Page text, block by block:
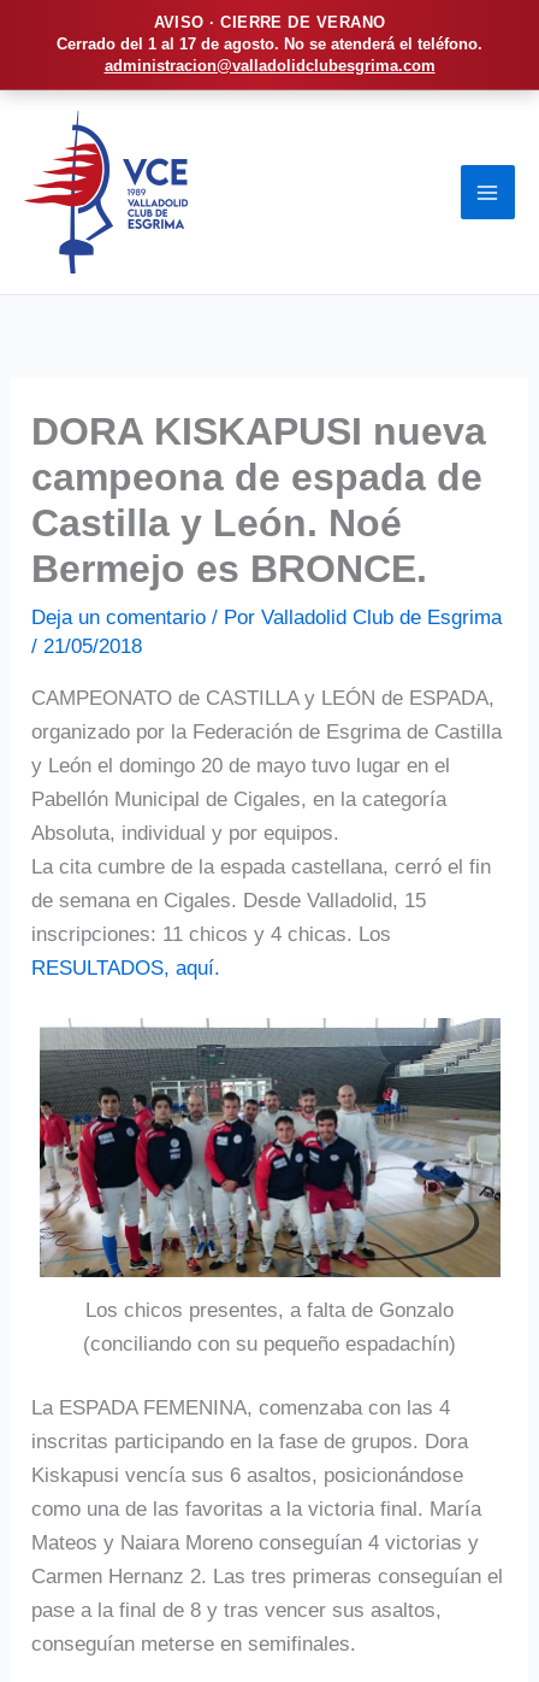
AVISO · CIERRE DE VERANO
Cerrado del 1 al 17 de agosto. No se atenderá el teléfono.
administracion@valladolidclubesgrima.com
contenido
DORA KISKAPUSI nueva
campeona de espada de
Castilla y León. Noé
Bermejo es BRONCE.
Deja un comentario / PorValladolid Club de Esgrima
/ 21/05/2018
CAMPEONATO de CASTILLA y LEÓN de ESPADA,
organizado por la Federación de Esgrima de Castilla
y León el domingo 20 de mayo tuvo lugar en el
Pabellón Municipal de Cigales, en la categoría
Absoluta, individual y por equipos.
La cita cumbre de la espada castellana, cerró el fin
de semana en Cigales. Desde Valladolid, 15
inscripciones: 11 chicos y 4 chicas. Los
RESULTADOS, aquí.
Los chicos presentes, a falta de Gonzalo
(conciliando con su pequeño espadachín)
La ESPADA FEMENINA, comenzaba con las 4
inscritas participando en la fase de grupos. Dora
Kiskapusi vencía sus 6 asaltos, posicionándose
como una de las favoritas a la victoria final. María
Mateos y Naiara Moreno conseguían 4 victorias y
Carmen Hernanz 2. Las tres primeras conseguían el
pase a la final de 8 y tras vencer sus asaltos,
conseguían meterse en semifinales.